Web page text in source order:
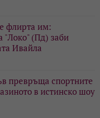
флирта им:
"Локо" (Пд) заби
Ивайла
превръща спортните
в истинско шоу